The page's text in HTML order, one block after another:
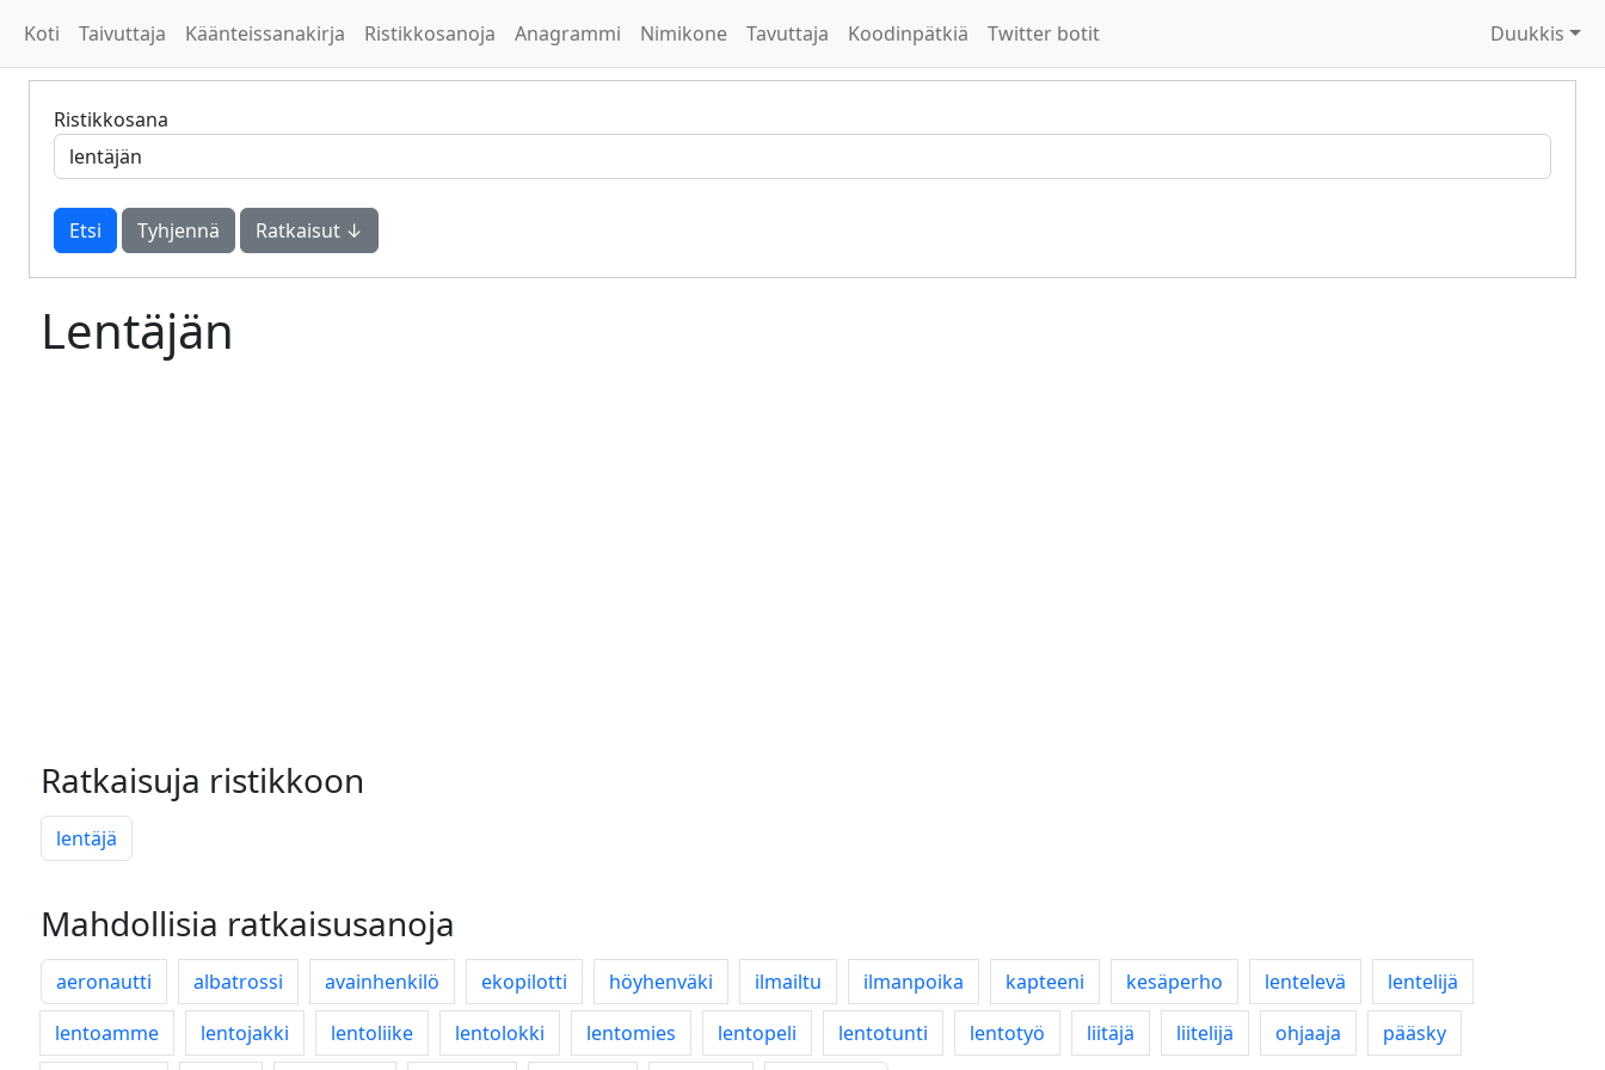
Koti Taivuttaja Käänteissanakirja Ristikkosanoja Anagrammi Nimikone Tavuttaja Koodinpätkiä Twitter botit Duukkis
Ristikkosana
Tyhjennä Ratkaisut ↓
Lentäjän
Ratkaisuja ristikkoon
lentäjä
Mahdollisia ratkaisusanoja
aeronautti albatrossi avainhenkilö ekopilotti höyhenväki ilmailtu ilmanpoika kapteeni kesäperho lentelevä
lentelijä
lentoamme
lentojakki lentoliike lentolokki lentomies lentopeli lentotunti lentotyö liitäjä liitelijä ohjaaja pääsky